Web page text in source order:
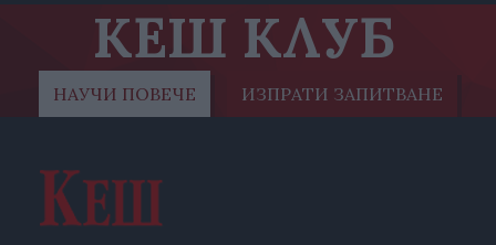
КЕШ КЛУБ
НАУЧИ ПОВЕЧЕ ИЗПРАТИ ЗАПИТВАНЕ